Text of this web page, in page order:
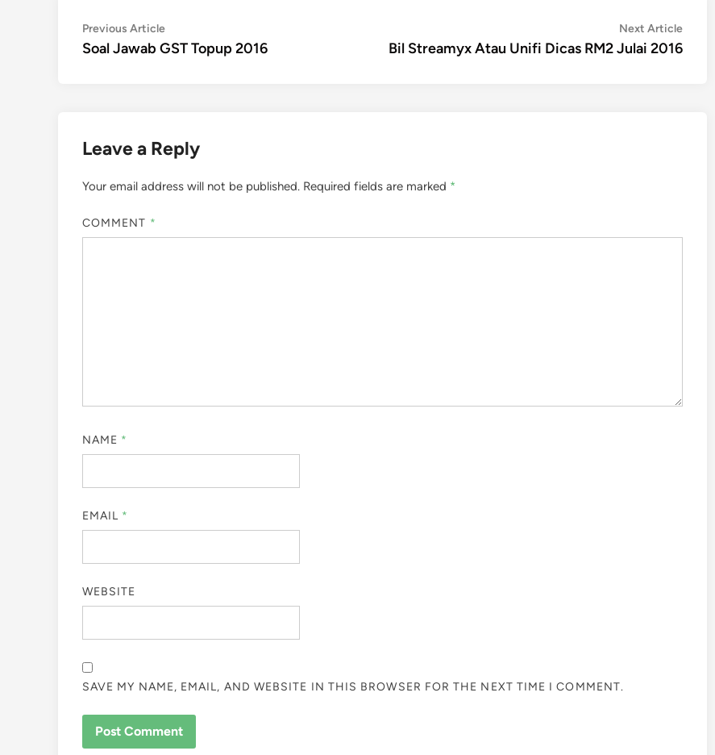
Post
navigation
Previous ArticlePrevious
article:
Soal Jawab GST Topup 2016
Next ArticleNext
article:
Bil Streamyx Atau Unifi Dicas RM2 Julai 2016
Leave a Reply
Your email address will not be published. Required fields are marked *
COMMENT *
NAME *
EMAIL *
WEBSITE
SAVE MY NAME, EMAIL, AND WEBSITE IN THIS BROWSER FOR THE NEXT TIME I COMMENT.